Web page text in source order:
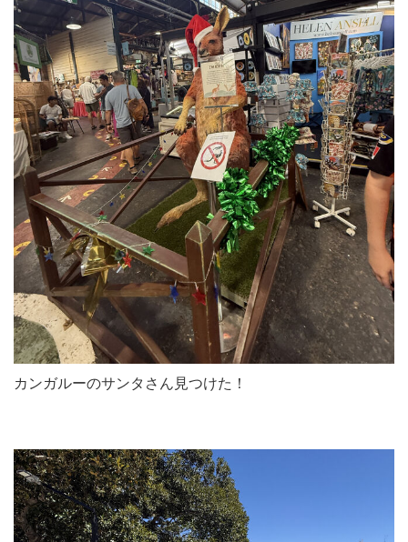
カンガルーのサンタさん見つけた！